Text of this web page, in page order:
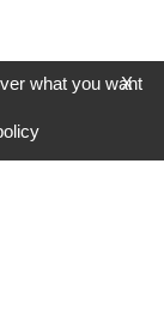
X
what you want